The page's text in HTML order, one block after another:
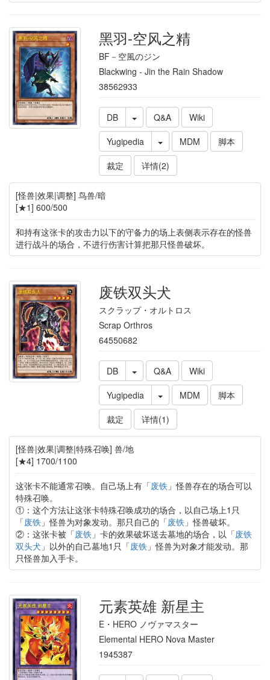
黑羽-空风之精
BF－空風のジン
Blackwing - Jin the Rain Shadow
38562933
DB Q&A
Wiki
Yugipedia
MDM
脚本
裁定
详情(2)
[怪兽|效果|调整] 鸟兽/暗
[★1] 600/500
和持有这张卡的攻击力以下的守备力的场上表侧表示存在的怪兽
进行战斗的场合，不进行伤害计算把那只怪兽破坏。
废铁双头犬
スクラップ・オルトロス
Scrap Orthros
64550682
DB Q&A
Wiki
Yugipedia
MDM
脚本
裁定
详情(1)
[怪兽|效果|调整|特殊召唤] 兽/地
[★4] 1700/1100
这张卡不能通常召唤。自己场上有「废铁」怪兽存在的场合可以
特殊召唤。
①：这个方法让这张卡特殊召唤成功的场合，以自己场上1只
「废铁」怪兽为对象发动。那只自己的「废铁」怪兽破坏。
②：这张卡被「废铁」卡的效果破坏送去墓地的场合，以「废铁
双头犬 」以外的自己墓地1只「废铁」怪兽为对象才能发动。那
只怪兽加入手卡。
元素英雄 新星主
E・HERO ノヴァマスター
Elemental HERO Nova Master
1945387